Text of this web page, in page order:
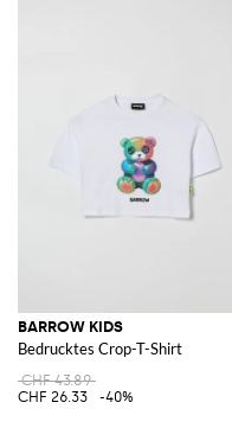
BARROW KIDS
Bedrucktes Crop-T-Shirt
CHF 43.89
CHF 26.33
-40%